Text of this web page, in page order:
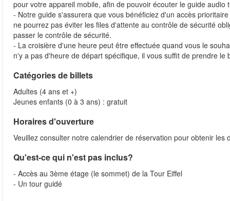
pour votre appareil mobile, afin de pouvoir écouter le guide
- Notre guide s'assurera que vous bénéficiez d'un accès
ne pourrez pas éviter les files d'attente au contrôle de sécurité
passer le contrôle de sécurité.
- La croisière d'une heure peut être effectuée quand vous le
n'y a pas d'heure de départ spécifique, il vous suffit de prendre
Catégories de billets
Adultes (4 ans et +)
Jeunes enfants (0 à 3 ans) : gratuit
Horaires d'ouverture
Veuillez consulter notre calendrier de réservation pour obtenir les
Qu'est-ce qui n'est pas inclus?
- Accès au 3ème étage (le sommet) de la Tour Eiffel
- Un tour guidé